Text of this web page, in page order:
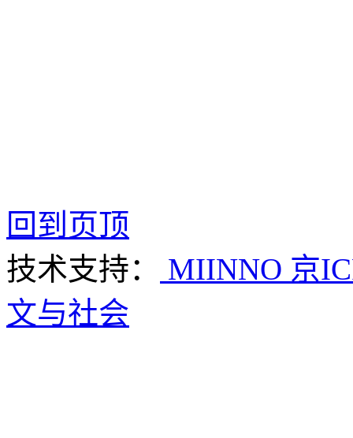
回到页顶
技术支持：
MIINNO 京
文与社会